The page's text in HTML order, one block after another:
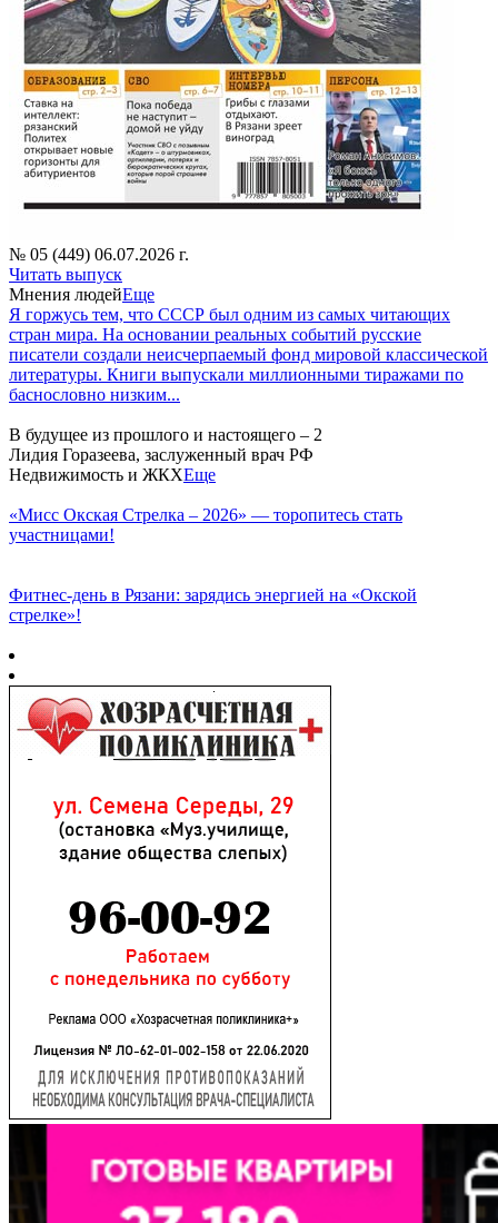
№ 05 (449) 06.07.2026 г.
Читать выпуск
Мнения людейЕще
Я горжусь тем, что СССР был одним из самых читающих
стран мира. На основании реальных событий русские
писатели создали неисчерпаемый фонд мировой классической
литературы. Книги выпускали миллионными тиражами по
баснословно низким...
В будущее из прошлого и настоящего – 2
Лидия Горазеева, заслуженный врач РФ
Недвижимость и ЖКХЕще
«Мисс Окская Стрелка – 2026» — торопитесь стать
участницами!
Фитнес‑день в Рязани: зарядись энергией на «Окской
стрелке»!